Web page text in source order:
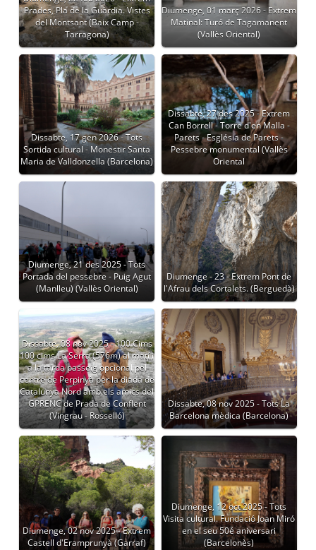
Prades, Pla de la Guàrdia. Vistes
del Montsant (Baix Camp -
Tarragona)
Diumenge, 01 març 2026 - Extrem
Matinal: Turó de Tagamanent
(Vallès Oriental)
Dissabte, 17 gen 2026 - Tots
Sortida cultural - Monestir Santa
Maria de Valldonzella (Barcelona)
Dissabte, 27 des 2025 - Extrem
Can Borrell - Torre d'en Malla -
Parets - Església de Parets -
Pessebre monumental (Vallès
Oriental
Diumenge, 21 des 2025 - Tots
Portada del pessebre - Puig Agut
(Manlleu) (Vallès Oriental)
Diumenge - 23 - Extrem Pont de
l'Afrau dels Cortalets. (Berguedà)
Dissabte, 08 nov 2025 - 100 Cims
100 cims La Serra (576m) al matí i
a la tarda passeig opcional pel
centre de Perpinyà per la diada de
Catalunya Nord amb els amics del
GPRENC de Prada de Conflent
(Vingrau - Rosselló)
Dissabte, 08 nov 2025 - Tots La
Barcelona mèdica (Barcelona)
Diumenge, 02 nov 2025 - Extrem
Castell d'Eramprunyà (Garraf)
Diumenge, 12 oct 2025 - Tots
Visita cultural. Fundació Joan Miró
en el seu 50é aniversari
(Barcelonès)